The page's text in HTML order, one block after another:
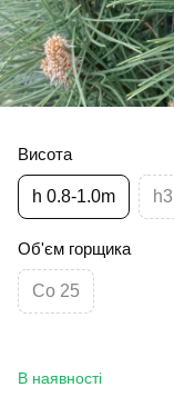
Висота
h 0.8-1.0m
Об'єм горщика
Co 25
В наявності